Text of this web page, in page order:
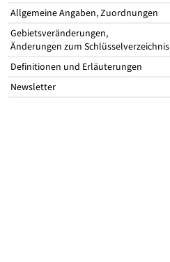
Allgemeine Angaben, Zuordnungen
Gebietsveränderungen,
Änderungen zum Schlüsselverzeichnis
Definitionen und Erläuterungen
Newsletter